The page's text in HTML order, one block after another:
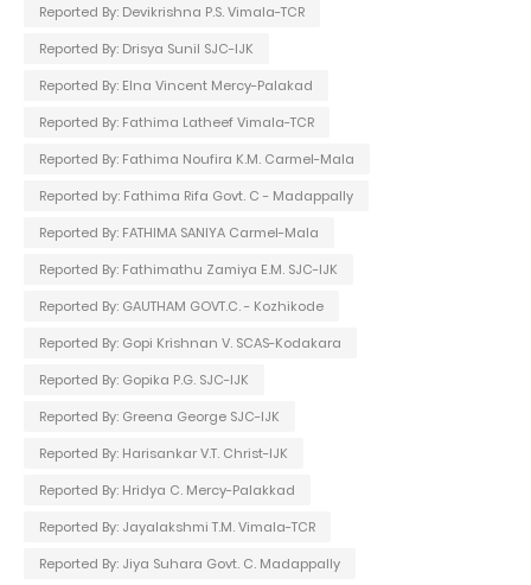
Reported By: Devikrishna P.S. Vimala-TCR
Reported By: Drisya Sunil SJC-IJK
Reported By: Elna Vincent Mercy-Palakad
Reported By: Fathima Latheef Vimala-TCR
Reported By: Fathima Noufira K.M. Carmel-Mala
Reported by: Fathima Rifa Govt. C - Madappally
Reported By: FATHIMA SANIYA Carmel-Mala
Reported By: Fathimathu Zamiya E.M. SJC-IJK
Reported By: GAUTHAM GOVT.C. - Kozhikode
Reported By: Gopi Krishnan V. SCAS-Kodakara
Reported By: Gopika P.G. SJC-IJK
Reported By: Greena George SJC-IJK
Reported By: Harisankar V.T. Christ-IJK
Reported By: Hridya C. Mercy-Palakkad
Reported By: Jayalakshmi T.M. Vimala-TCR
Reported By: Jiya Suhara Govt. C. Madappally